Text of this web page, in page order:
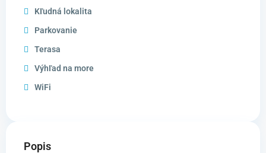
Kľudná lokalita
Parkovanie
Terasa
Výhľad na more
WiFi
Popis